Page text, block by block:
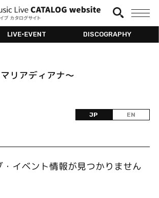
LIVE•EVENT DISCOGRAPHY
リアディアナ～
JP EN
イベント情報が見つかりません